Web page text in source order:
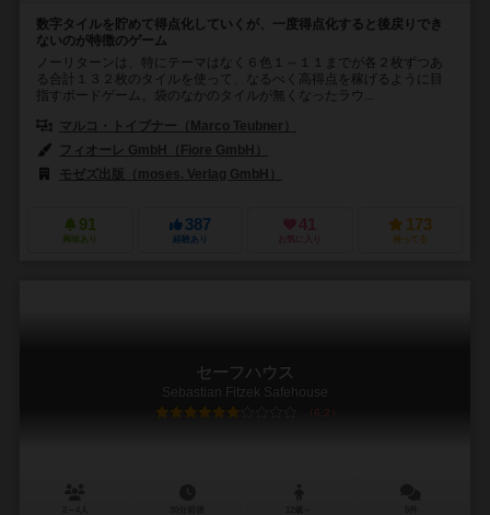
数字タイルを貯めて得点化していくが、一度得点化すると後戻りでき
ないのが特徴のゲーム
ノーリターンは、特にテーマはなく６色１～１１までが各２枚ずつあ
る合計１３２枚のタイルを使って、なるべく高得点を稼げるように目
指すボードゲーム。袋のなかのタイルが無くなったラウ...
マルコ・トイブナー（Marco Teubner）
フィオーレ GmbH（Fiore GmbH）
モゼズ出版（moses. Verlag GmbH）
91
興味あり
387
経験あり
41
お気に入り
173
持ってる
セーフハウス
Sebastian Fitzek Safehouse
6.2